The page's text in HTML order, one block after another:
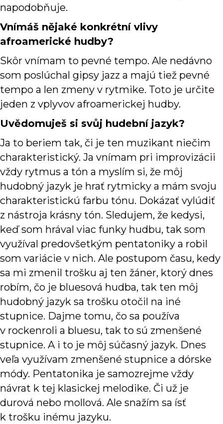
napodobňuje.
Vnímáš nějaké konkrétní vlivy
afroamerické hudby?
Skôr vnímam to pevné tempo. Ale nedávno
som poslúchal gipsy jazz a majú tiež pevné
tempo a len zmeny v rytmike. Toto je určite
jeden z vplyvov afroamerickej hudby.
Uvědomuješ si svůj hudební jazyk?
Ja to beriem tak, či je ten muzikant niečim
charakteristický. Ja vnímam pri improvizácii
vždy rytmus a tón a myslím si, že môj
hudobný jazyk je hrať rytmicky a mám svoju
charakteristickú farbu tónu. Dokázať vylúdiť
z nástroja krásny tón. Sledujem, že kedysi,
keď som hrával viac funky hudbu, tak som
využíval predovšetkým pentatoniky a robil
som variácie v nich. Ale postupom času, kedy
sa mi zmenil trošku aj ten žáner, ktorý dnes
robím, čo je bluesová hudba, tak ten môj
hudobný jazyk sa trošku otočil na iné
stupnice. Dajme tomu, čo sa používa
v rockenroli a bluesu, tak to sú zmenšené
stupnice. A i to je môj súčasný jazyk. Dnes
veľa využívam zmenšené stupnice a dórske
módy. Pentatonika je samozrejme vždy
návrat k tej klasickej melodike. Či už je
durová nebo mollová. Ale snažím sa ísť
k trošku inému jazyku.